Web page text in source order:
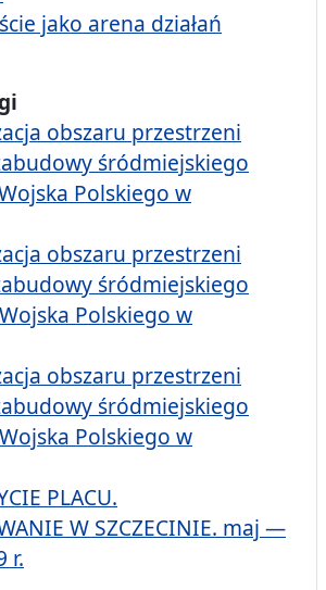
jako arena działań
obszaru przestrzeni
śródmiejskiego
Polskiego w
obszaru przestrzeni
śródmiejskiego
Polskiego w
obszaru przestrzeni
śródmiejskiego
Polskiego w
PLACU.
W SZCZECINIE. maj ―
r.